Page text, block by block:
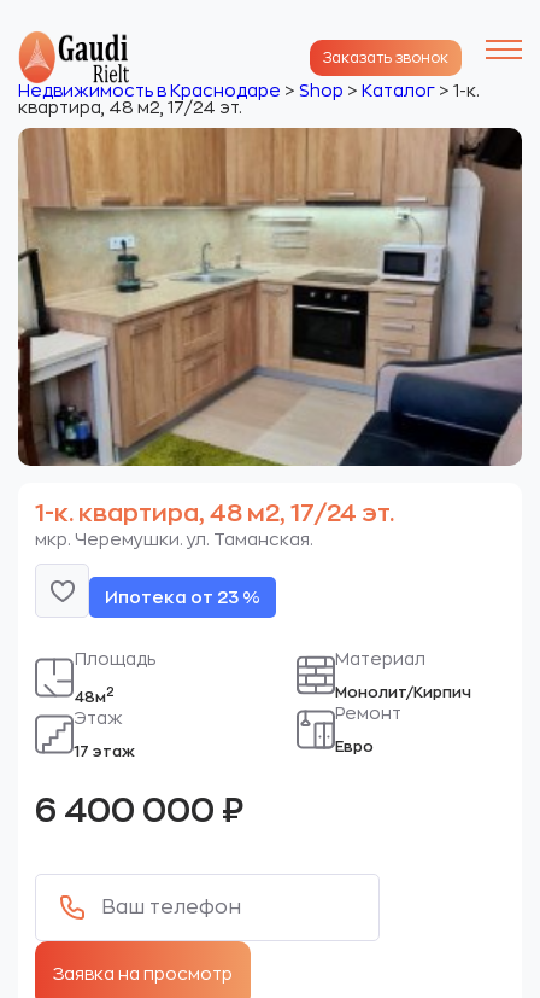
Заказать звонок
Недвижимость в Краснодаре > Shop > Каталог > 1-к.
квартира, 48 м2, 17/24 эт.
1-к. квартира, 48 м2, 17/24 эт.
мкр. Черемушки. ул. Таманская.
Ипотека от 23 %
Площадь
48м2
Этаж
17 этаж
Материал
Монолит/Кирпич
Ремонт
Евро
6 400 000 ₽